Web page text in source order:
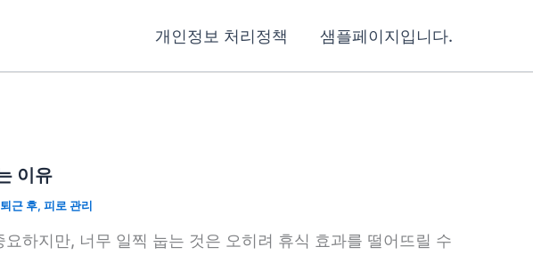
개인정보 처리정책 샘플페이지입니다.
이유
퇴근 후, 피로 관리
하지만, 너무 일찍 눕는 것은 오히려 휴식 효과를 떨어뜨릴 수